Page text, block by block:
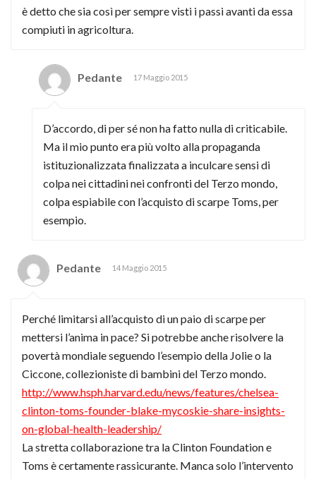
è detto che sia così per sempre visti i passi avanti da essa
compiuti in agricoltura.
Pedante 17 Maggio 2015
D’accordo, di per sé non ha fatto nulla di criticabile.
Ma il mio punto era più volto alla propaganda
istituzionalizzata finalizzata a inculcare sensi di
colpa nei cittadini nei confronti del Terzo mondo,
colpa espiabile con l’acquisto di scarpe Toms, per
esempio.
Pedante 14 Maggio 2015
Perché limitarsi all’acquisto di un paio di scarpe per
mettersi l’anima in pace? Si potrebbe anche risolvere la
povertà mondiale seguendo l’esempio della Jolie o la
Ciccone, collezioniste di bambini del Terzo mondo.
http://www.hsph.harvard.edu/news/features/chelsea-
clinton-toms-founder-blake-mycoskie-share-insights-
on-global-health-leadership/
La stretta collaborazione tra la Clinton Foundation e
Toms è certamente rassicurante. Manca solo l’intervento